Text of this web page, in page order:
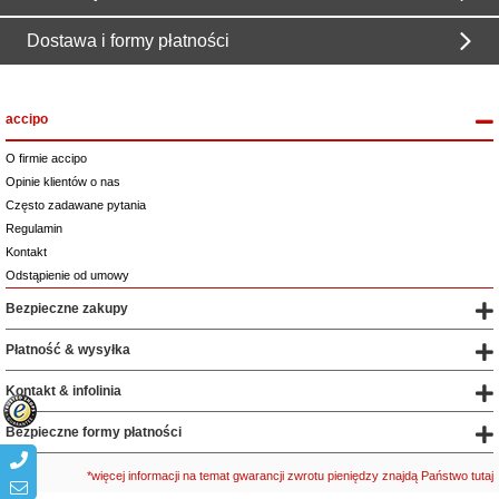
Dostawa i formy płatności
accipo
O firmie accipo
Opinie klientów o nas
Często zadawane pytania
Regulamin
Kontakt
Odstąpienie od umowy
Bezpieczne zakupy
Płatność & wysyłka
Kontakt & infolinia
Bezpieczne formy płatności
*więcej informacji na temat gwarancji zwrotu pieniędzy znajdą Państwo tutaj